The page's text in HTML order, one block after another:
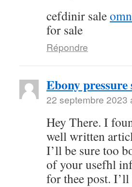
cefdinir sale
for sale
Répondre
Ebony
22 septembre 2023
Hey There. I
well written
I’ll be sure too
of your usefhl
for thee post.